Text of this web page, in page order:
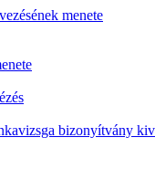
menete
bizonyítvány